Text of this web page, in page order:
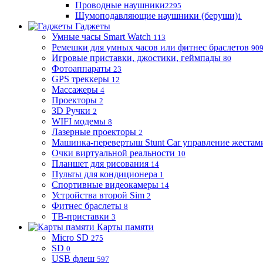
Проводные наушники2295
Шумоподавляющие наушники (беруши)1
Гаджеты
Умные часы Smart Watch 113
Ремешки для умных часов или фитнес браслетов 909
Игровые приставки, джостики, геймпады 80
Фотоаппараты 23
GPS треккеры 12
Массажеры 4
Проекторы 2
3D Ручки 2
WIFI модемы 8
Лазерные проекторы 2
Машинка-перевертыш Stunt Car управление
Очки виртуальной реальности 10
Планшет для рисования 14
Пульты для кондиционера 1
Спортивные видеокамеры 14
Устройства второй Sim 2
Фитнес браслеты 8
ТВ-приставки 3
Карты памяти
Micro SD 275
SD 0
USB флеш 597